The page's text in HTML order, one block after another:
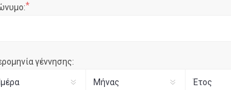
*
γέννησης: